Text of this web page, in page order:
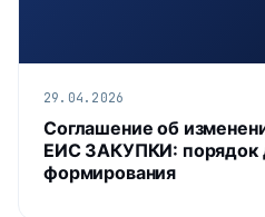
29.04.2026
Соглашение об
ЕИС ЗАКУПКИ: порядок
формирования